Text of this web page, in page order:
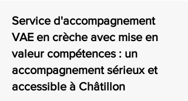
Service d'accompagnement
VAE en crèche avec mise en
valeur compétences : un
accompagnement sérieux et
accessible à Châtillon